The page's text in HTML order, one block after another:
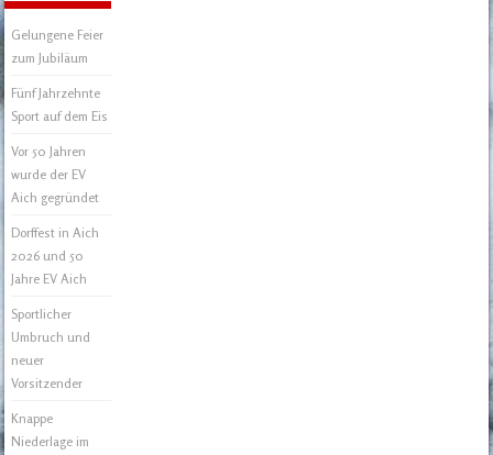
Gelungene Feier
zum Jubiläum
Fünf Jahrzehnte
Sport auf dem Eis
Vor 50 Jahren
wurde der EV
Aich gegründet
Dorffest in Aich
2026 und 50
Jahre EV Aich
Sportlicher
Umbruch und
neuer
Vorsitzender
Knappe
Niederlage im